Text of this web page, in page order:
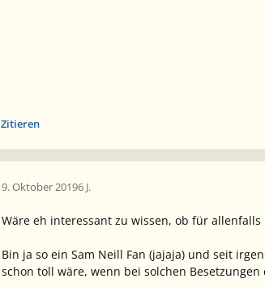
Zitieren
9. Oktober 20196 J.
Wäre eh interessant zu wissen, ob für
Bin ja so ein Sam Neill Fan (jajaja) und seit
schon toll wäre, wenn bei solchen